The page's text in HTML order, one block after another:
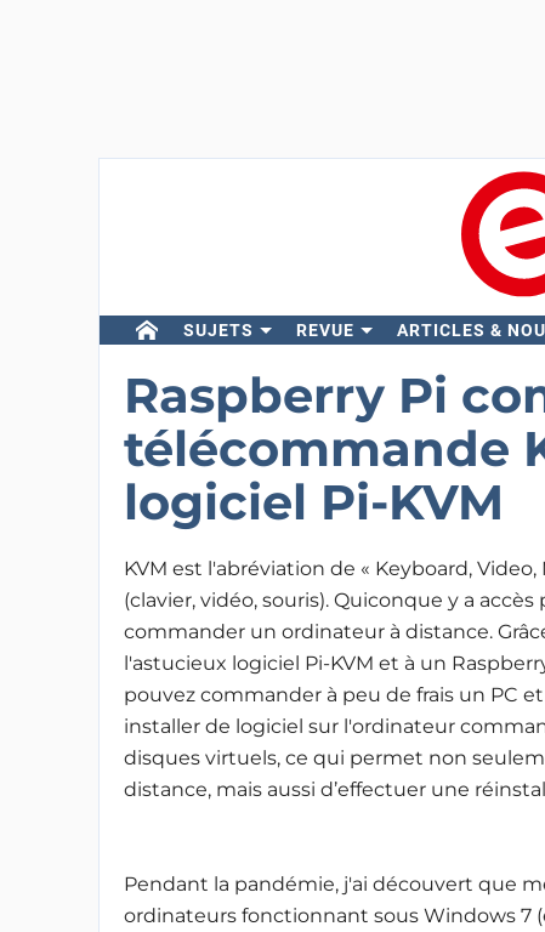
SUJETS REVUE ARTICLES &
Raspberry Pi
télécommande
logiciel Pi-KVM
KVM est l'abréviation de « Keyboard, Video,
(clavier, vidéo, souris). Quiconque y a accès
commander un ordinateur à distance.
l'astucieux logiciel Pi-KVM et à un
pouvez commander à peu de frais un PC
installer de logiciel sur l'ordinateur
disques virtuels, ce qui permet non
distance, mais aussi d’effectuer une
Pendant la pandémie, j'ai découvert que
ordinateurs fonctionnant sous Windows 7